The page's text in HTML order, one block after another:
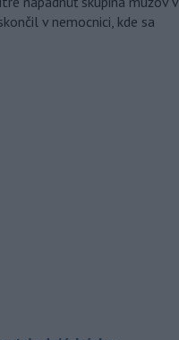
v nemocnici, kde sa